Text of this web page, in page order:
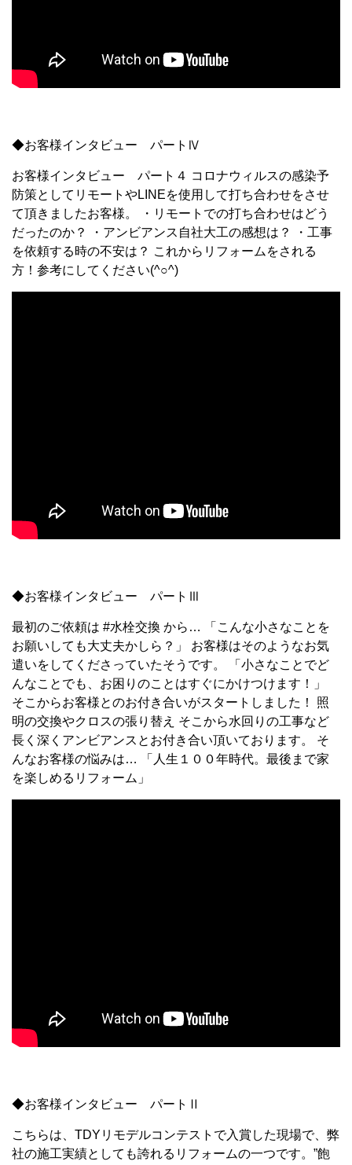
◆お客様インタビュー パートⅣ
お客様インタビュー パート４ コロナウィルスの感染予
防策としてリモートやLINEを使用して打ち合わせをさせ
て頂きましたお客様。 ・リモートでの打ち合わせはどう
だったのか？ ・アンビアンス自社大工の感想は？ ・工事
を依頼する時の不安は？ これからリフォームをされる
方！参考にしてください(^○^)
◆お客様インタビュー パートⅢ
最初のご依頼は #水栓交換 から… 「こんな小さなことを
お願いしても大丈夫かしら？」 お客様はそのようなお気
遣いをしてくださっていたそうです。 「小さなことでど
んなことでも、お困りのことはすぐにかけつけます！」
そこからお客様とのお付き合いがスタートしました！ 照
明の交換やクロスの張り替え そこから水回りの工事など
長く深くアンビアンスとお付き合い頂いております。 そ
んなお客様の悩みは… 「人生１００年時代。最後まで家
を楽しめるリフォーム」
◆お客様インタビュー パートⅡ
こちらは、TDYリモデルコンテストで入賞した現場で、弊
社の施工実績としても誇れるリフォームの一つです。”飽